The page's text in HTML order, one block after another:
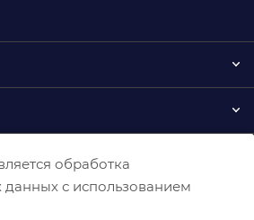
обработка
данных с использованием